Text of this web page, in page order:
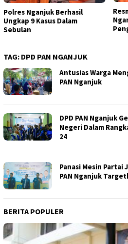
Polres Nganjuk Berhasil
Ungkap 9 Kasus Dalam
Sebulan
TAG: DPD PAN NGANJUK
Antusias Warga
PAN Nganjuk
DPD PAN Nganjuk
Negeri Dalam
24
Panasi Mesin Partai
PAN Nganjuk
BERITA POPULER